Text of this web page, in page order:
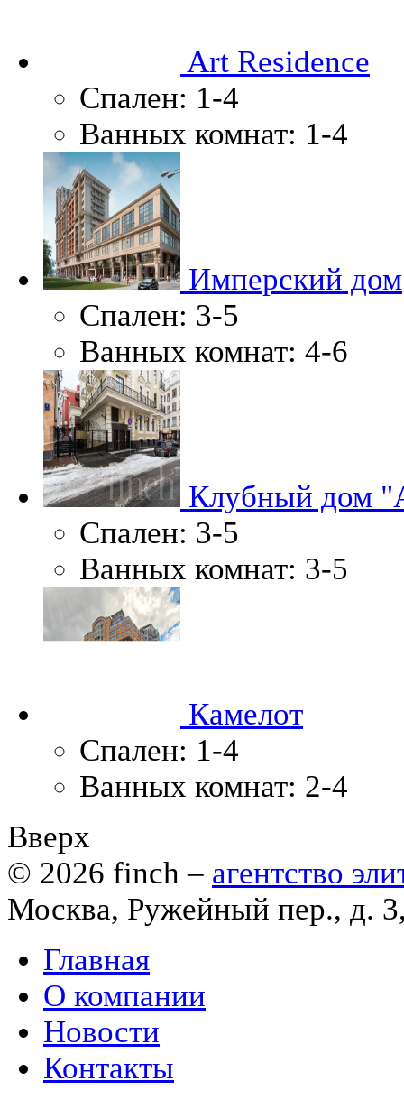
Art Residence
Спален: 1-4
Ванных комнат: 1-4
Имперский дом
Спален: 3-5
Ванных комнат: 4-6
Клубный дом
Спален: 3-5
Ванных комнат: 3-5
Камелот
Спален: 1-4
Ванных комнат: 2-4
Вверх
© 2026 finch – агентство
Москва, Ружейный пер., д.
Главная
О компании
Новости
Контакты